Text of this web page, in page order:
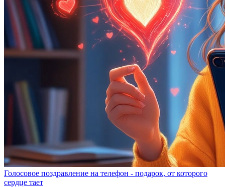
Голосовое поздравление на телефон - подарок, от которого
сердце тает